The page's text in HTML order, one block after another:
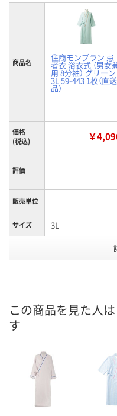
商品名 住商モンブラン 患
者衣 浴衣式 （男女
用 8分袖） グリーン
3L 59-443 1枚（直送
品）
価格
(税込)
￥
評価
販売単位
サイズ 3L
号
お届け日
数量
カゴへ
この商品を見た人
す